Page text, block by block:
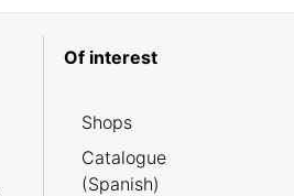
Of interest
Shops
Catalogue
(Spanish)